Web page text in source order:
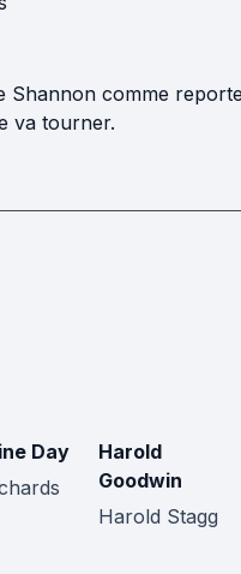
Shannon comme
va tourner.
Day
Harold
Goodwin
Harold Stagg